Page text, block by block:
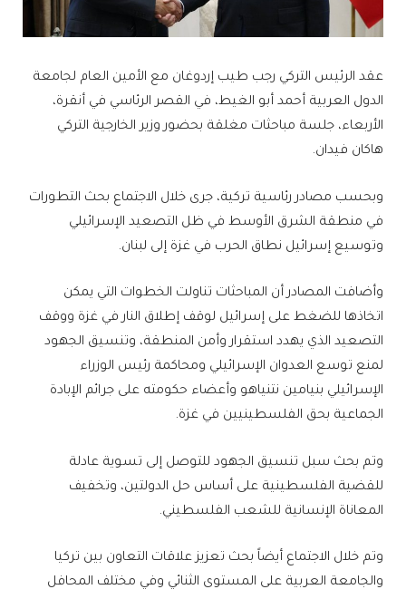
عقد الرئيس التركي رجب طيب إردوغان مع الأمين العام لجامعة
الدول العربية أحمد أبو الغيط، في القصر الرئاسي في أنقرة،
الأربعاء، جلسة مباحثات مغلقة بحضور وزير الخارجية التركي
هاكان فيدان.
وبحسب مصادر رئاسية تركية، جرى خلال الاجتماع بحث التطورات
في منطقة الشرق الأوسط في ظل التصعيد الإسرائيلي
وتوسيع إسرائيل نطاق الحرب في غزة إلى لبنان.
وأضافت المصادر أن المباحثات تناولت الخطوات التي يمكن
اتخاذها للضغط على إسرائيل لوقف إطلاق النار في غزة ووقف
التصعيد الذي يهدد استقرار وأمن المنطقة، وتنسيق الجهود
لمنع توسع العدوان الإسرائيلي ومحاكمة رئيس الوزراء
الإسرائيلي بنيامين نتنياهو وأعضاء حكومته على جرائم الإبادة
الجماعية بحق الفلسطينيين في غزة.
وتم بحث سبل تنسيق الجهود للتوصل إلى تسوية عادلة
للقضية الفلسطينية على أساس حل الدولتين، وتخفيف
المعاناة الإنسانية للشعب الفلسطيني.
وتم خلال الاجتماع أيضاً بحث تعزيز علاقات التعاون بين تركيا
والجامعة العربية على المستوى الثنائي وفي مختلف المحافل